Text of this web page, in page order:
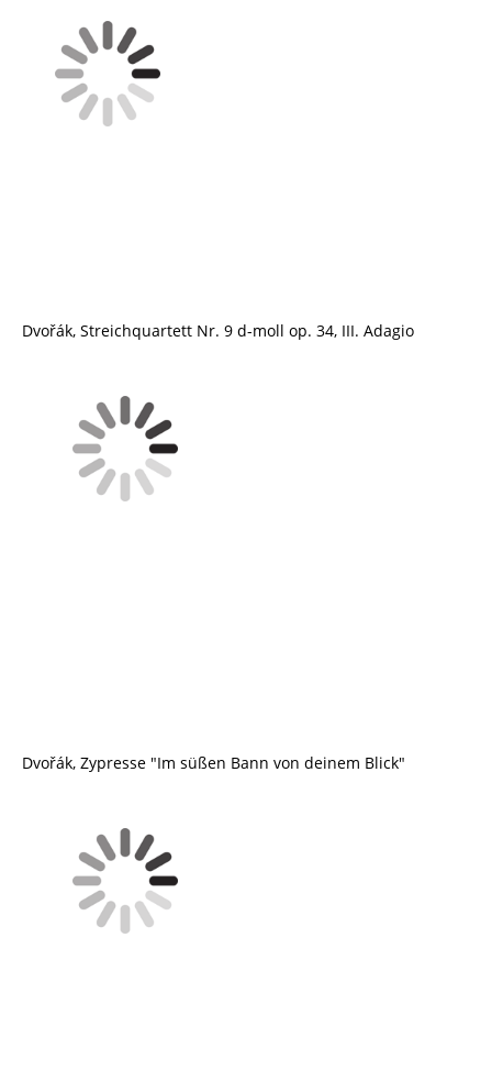
Dvořák, Streichquartett Nr. 9 d-moll op. 34, III. Adagio
Dvořák, Zypresse "Im süßen Bann von deinem Blick"